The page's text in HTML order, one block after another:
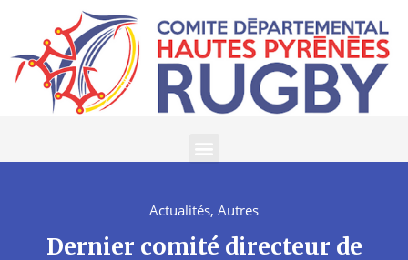
Actualités, Autres
Dernier comité directeur de